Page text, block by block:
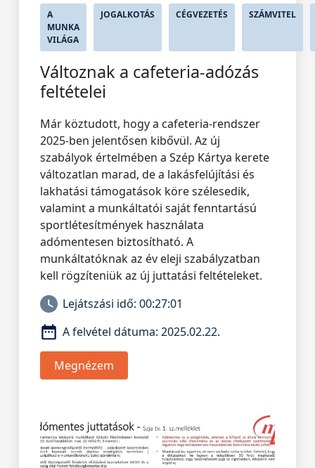
A
MUNKA
VILÁGA
JOGALKOTÁS CÉGVEZETÉS SZÁMVITEL
Változnak a cafeteria-adózás
feltételei
Már köztudott, hogy a cafeteria-rendszer
2025-ben jelentősen kibővül. Az új
szabályok értelmében a Szép Kártya kerete
változatlan marad, de a lakásfelújítási és
lakhatási támogatások köre szélesedik,
valamint a munkáltatói saját fenntartású
sportlétesítmények használata
adómentesen biztosítható. A
munkáltatóknak az év eleji szabályzatban
kell rögzíteniük az új juttatási feltételeket.
Lejátszási idő: 00:27:01
A felvétel dátuma: 2025.02.22.
Megnézem